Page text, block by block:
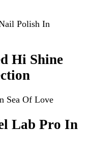
Hi Shine
Lab Pro In